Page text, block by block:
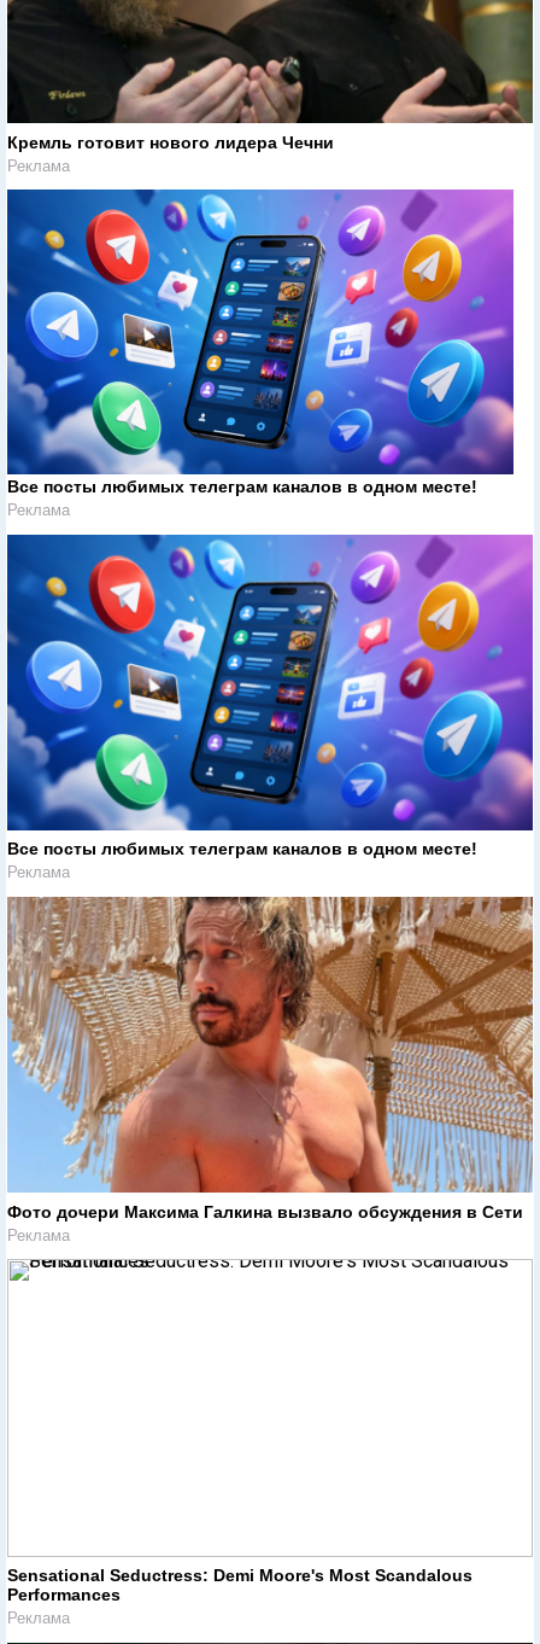
Кремль готовит нового лидера Чечни
Реклама
Все посты любимых телеграм каналов в одном месте!
Реклама
Все посты любимых телеграм каналов в одном месте!
Реклама
Фото дочери Максима Галкина вызвало обсуждения в Сети
Реклама
Sensational Seductress: Demi Moore's Most Scandalous
Performances
Реклама